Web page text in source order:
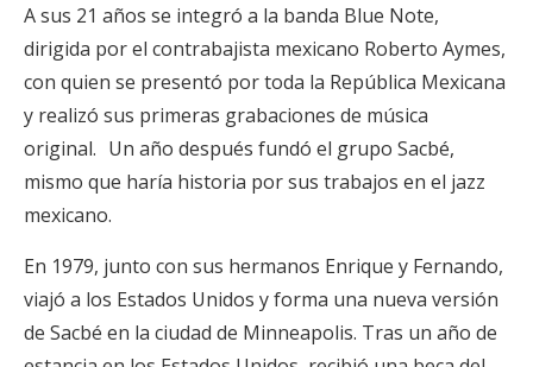
A sus 21 años se integró a la banda Blue Note,
dirigida por el contrabajista mexicano Roberto Aymes,
con quien se presentó por toda la República Mexicana
y realizó sus primeras grabaciones de música
original. Un año después fundó el grupo Sacbé,
mismo que haría historia por sus trabajos en el jazz
mexicano.
En 1979, junto con sus hermanos Enrique y Fernando,
viajó a los Estados Unidos y forma una nueva versión
de Sacbé en la ciudad de Minneapolis. Tras un año de